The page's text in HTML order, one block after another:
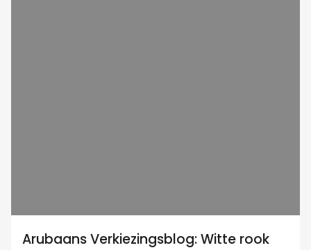
Arubaans Verkiezingsblog: Witte rook